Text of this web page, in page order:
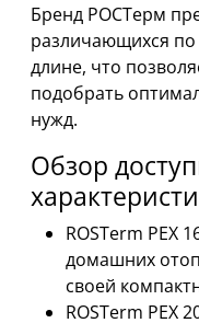
Бренд РОСТерм
различающихся
длине, что
подобрать
нужд.
Обзор
ROSTerm PEX
домашних
своей
ROSTerm PEX